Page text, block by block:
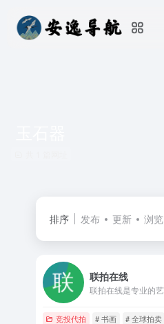
排序 发布 更新 浏览
联拍在线
竞投代拍 # 书画 # 全球拍卖